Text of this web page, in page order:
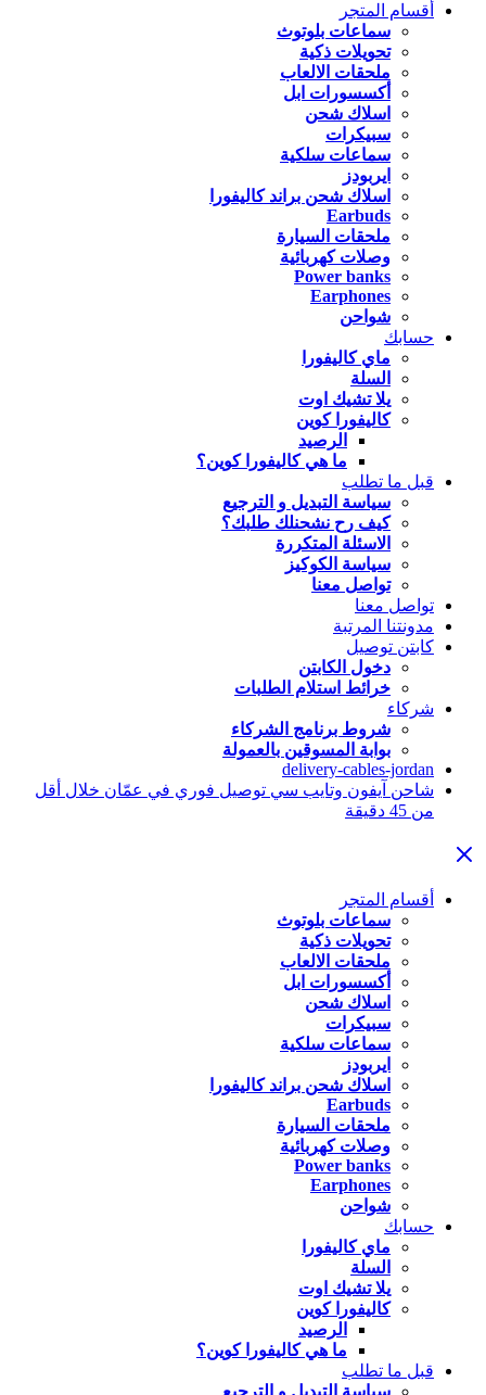
أقسام المتجر
سماعات بلوتوث
تحويلات ذكية
ملحقات الالعاب
أكسسورات ابل
اسلاك شحن
سبيكرات
سماعات سلكية
ايربودز
اسلاك شحن براند كاليفورا
Earbuds
ملحقات السيارة
وصلات كهربائية
Power banks
Earphones
شواحن
حسابك
ماي كاليفورا
السلة
يلا تشيك اوت
كاليفورا كوين
الرصيد
ما هي كاليفورا كوين؟
قبل ما تطلب
سياسة التبديل و الترجيع
كيف رح نشحنلك طلبك؟
الاسئلة المتكررة
سياسة الكوكيز
تواصل معنا
تواصل معنا
مدونتنا المرتبة
كابتن توصيل
دخول الكابتن
خرائط استلام الطلبات
شركاء
شروط برنامج الشركاء
بوابة المسوقين بالعمولة
delivery-cables-jordan
شاحن آيفون وتايب سي توصيل فوري في عمّان خلال أقل
من 45 دقيقة
أقسام المتجر
سماعات بلوتوث
تحويلات ذكية
ملحقات الالعاب
أكسسورات ابل
اسلاك شحن
سبيكرات
سماعات سلكية
ايربودز
اسلاك شحن براند كاليفورا
Earbuds
ملحقات السيارة
وصلات كهربائية
Power banks
Earphones
شواحن
حسابك
ماي كاليفورا
السلة
يلا تشيك اوت
كاليفورا كوين
الرصيد
ما هي كاليفورا كوين؟
قبل ما تطلب